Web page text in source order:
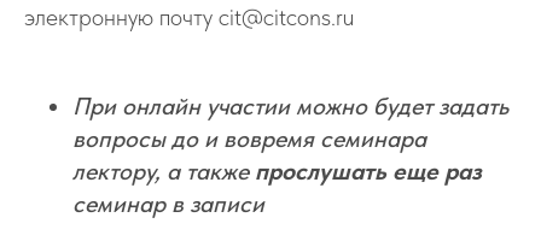
электронную почту cit@citcons.ru
При онлайн участии можно будет задать
вопросы до и вовремя семинара
лектору, а также прослушать еще раз
семинар в записи